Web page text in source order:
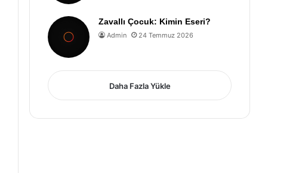
Zavallı Çocuk: Kimin Eseri?
Admin 24 Temmuz 2026
Daha Fazla Yükle